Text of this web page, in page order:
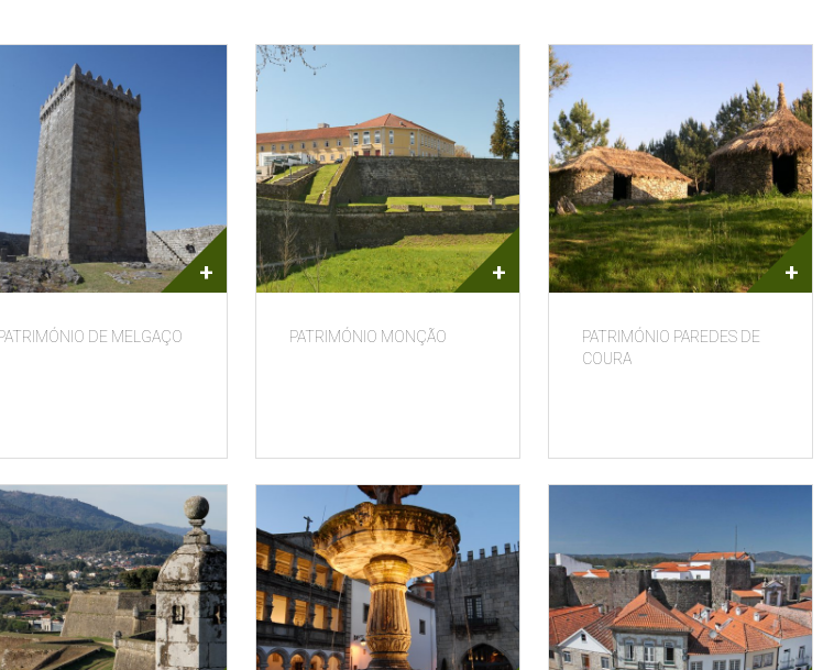
DE MELGAÇO
+
PATRIMÓNIO MONÇÃO
+
PATRIMÓNIO PAREDES DE
COURA
+